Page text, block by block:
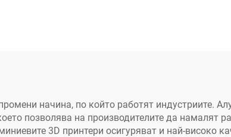
начина, по който работят индустриите.
позволява на производителите да намалят
3D принтери осигуряват и най-високо